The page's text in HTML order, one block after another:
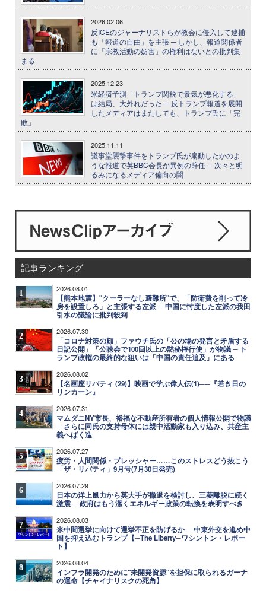
2026.02.06
反ICEのジャーナリストらが教会に侵入して逮捕
も「報道の自由」を主張 ─ しかし、報道関係者
に「宗教活動の妨害」の権利はないとの批判集
まる
2025.12.23
米経済予測「トランプ関税で景気が悪化する」
は結局、大外れだった ─ 反トランプ報道を展開
したメディアはまたしても、トランプ氏に「完
敗」
2025.11.11
議事堂襲撃事件をトランプ氏が扇動したかのよ
うな報道で英BBC会長が異例の辞任 ─ 次々と明
るみになるメディア偏向の闇
記事ランキング
1 2026.08.01
【熊本地震】"クーラーなし避難所"で、「防衛費を削って冷
房を設置しろ」と主張する左派 ─ 中国に忖度した左派の我田
引水の議論に批判殺到
2 2026.07.30
「コロナ対策の顔」ファウチ氏の「公の場の発言と矛盾する
日記公開」「公聴会で100回以上の黙秘権行使」が物議 ─ ト
ランプ政権の最終的な狙いは「中国の責任追及」にある
3 2026.08.02
【名画座リバティ (29)】映画で学ぶ偉人伝(1)──『若き日の
リンカーン』
4 2026.07.31
マムダニNY市長、裕福な不動産所有者の個人情報公開で物議
─ さらに同氏の支持母体には親中活動家も入り込み、共産主
義へばく進
5 2026.07.27
疲労・人間関係・プレッシャー……このストレスどう抜こう
「ザ・リバティ」9月号(7月30日発売)
6 2026.07.29
日本の洋上風力から英大手が撤退を検討し、三菱離脱に続く
激震 ─ 政府はもう潔くエネルギー政策の転換を表明すべき
7 2026.08.03
米中間選挙に向けて選挙不正を防げるか ─ 中東外交を進め中
国を抑え込むトランプ【─The Liberty─ワシントン・レポー
ト】
8 2026.08.04
インフラ開発のために"未開発資源"を担保に取られるガーナ
の運命【チャイナリスクの死角】